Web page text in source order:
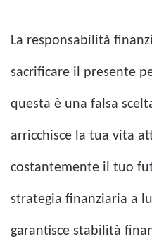
La responsabilità
sacrificare il presente
questa è una falsa
arricchisce la tua vita
costantemente il tuo
strategia finanziaria a
garantisce stabilità